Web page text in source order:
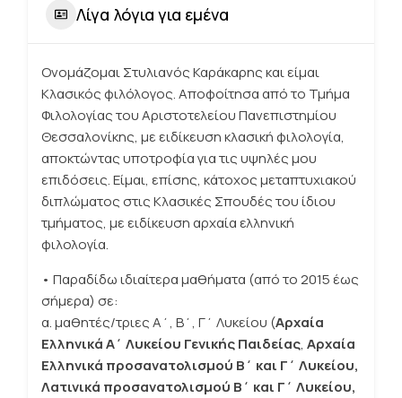
Λίγα λόγια για εμένα
Ονομάζομαι Στυλιανός Καράκαρης και είμαι
Κλασικός φιλόλογος. Αποφοίτησα από το Τμήμα
Φιλολογίας του Αριστοτελείου Πανεπιστημίου
Θεσσαλονίκης, με ειδίκευση κλασική φιλολογία,
αποκτώντας υποτροφία για τις υψηλές μου
επιδόσεις. Είμαι, επίσης, κάτοχος μεταπτυχιακού
διπλώματος στις Kλασικές Σπουδές του ίδιου
τμήματος, με ειδίκευση αρχαία ελληνική
φιλολογία.
• Παραδίδω ιδιαίτερα μαθήματα (από το 2015 έως
σήμερα) σε:
α. μαθητές/τριες Α΄, Β΄, Γ΄ Λυκείου (Αρχαία
Ελληνικά Α΄ Λυκείου Γενικής Παιδείας, Αρχαία
Ελληνικά προσανατολισμού Β΄ και Γ΄ Λυκείου,
Λατινικά προσανατολισμού Β΄ και Γ΄ Λυκείου,